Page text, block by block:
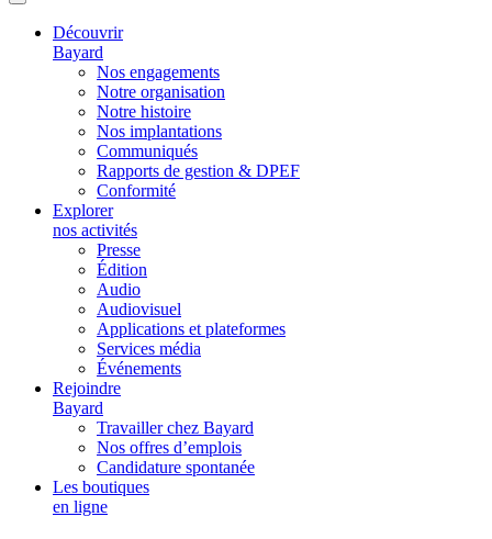
Découvrir
Bayard
Nos engagements
Notre organisation
Notre histoire
Nos implantations
Communiqués
Rapports de gestion & DPEF
Conformité
Explorer
nos activités
Presse
Édition
Audio
Audiovisuel
Applications et plateformes
Services média
Événements
Rejoindre
Bayard
Travailler chez Bayard
Nos offres d’emplois
Candidature spontanée
Les boutiques
en ligne